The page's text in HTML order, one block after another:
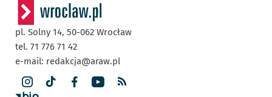
pl. Solny 14, 50-062 Wrocław
tel. 71 776 71 42
e-mail: redakcja@araw.pl